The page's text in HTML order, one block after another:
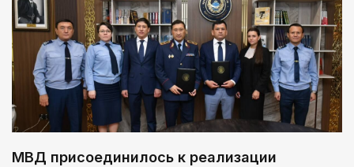
МВД присоединилось к реализации